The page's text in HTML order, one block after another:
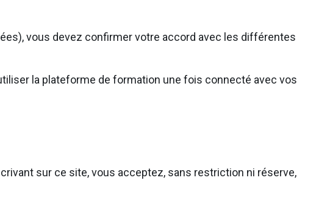
vous devez confirmer votre accord avec les différentes
la plateforme de formation une fois connecté avec vos
sur ce site, vous acceptez, sans restriction ni réserve,